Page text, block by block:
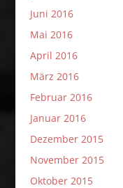
Juni 2016
Mai 2016
April 2016
März 2016
Februar 2016
Januar 2016
Dezember 2015
November 2015
Oktober 2015